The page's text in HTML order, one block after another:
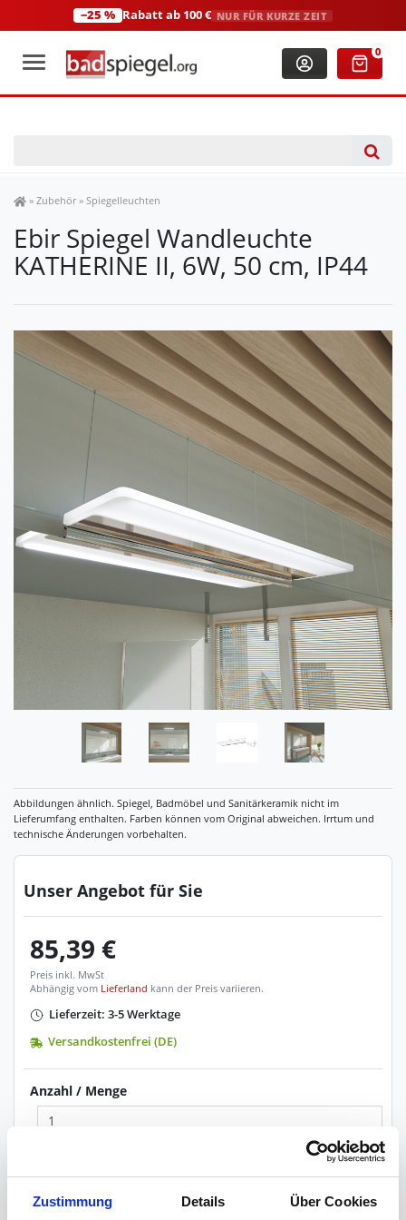
Zustimmung Details Über Cookies
−25 % Rabatt ab 100 € NUR FÜR KURZE ZEIT
+49 (0)2306 3744580 0
Spiegel Shop
» Zubehör» Spiegelleuchten
Ebir Spiegel Wandleuchte
KATHERINE II, 6W, 50 cm, IP44
Unser Angebot für Sie
85,39 €
Preis inkl. MwSt
Abhängig vom Lieferland kann der Preis variieren.
Lieferzeit: 3-5 Werktage
Versandkostenfrei (DE)
Anzahl / Menge